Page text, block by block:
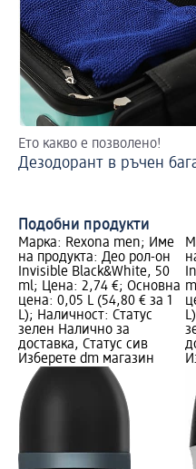
Ето какво е позволено!
Дезодорант в ръчен
Подобни продукти
Марка: Rexona men; Име
на продукта: Део рол-он
Invisible Black&White, 50
ml; Цена: 2,74 €; Основна
цена: 0,05 L (54,80 € за 1
L); Наличност: Статус
зелен Налично за
доставка, Статус сив
Изберете dm магазин